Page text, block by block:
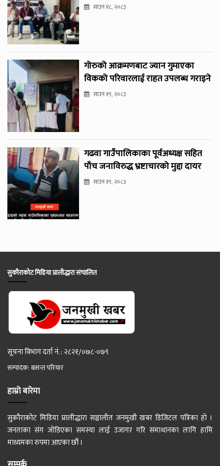
साउन १८, २०८३
गोरुको आक्रमणबाट ज्यान गुमाएका
विकको परिवारलाई राहत उपलब्ध गराइने
साउन १९, २०८३
गढवा गाउँपालिकाका पूर्वअध्यक्ष सहित
पाँच जनाविरुद्ध भ्रष्टाचारको मुद्दा दायर
साउन १९, २०८३
सुकौराकोट मिडिया प्रालीद्धारा संचालित
सूचना विभाग दर्ता नं. : २८२१/०७८-०७९
सम्पादक: बसन्त परियार
हाम्रो बारेमा
सुकौराकोट मिडिया प्रालीद्धारा सञ्चालीत जनमुखी खबर डिजिटल पत्रिका हो ।
जनताका संग जोडिएका समस्या लाई उजागर गरि समाधानका लागि हामि
माध्यमका रुपमा आएका छौं ।